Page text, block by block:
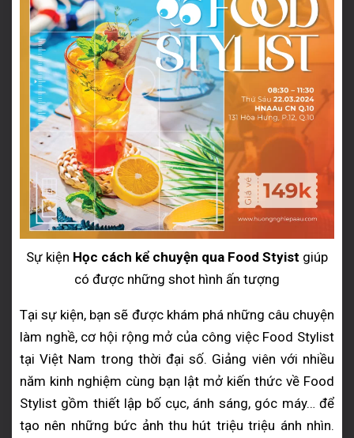
Sự kiện Học cách kể chuyện qua Food Styist giúp
có được những shot hình ấn tượng
Tại sự kiện, bạn sẽ được khám phá những câu chuyện
làm nghề, cơ hội rộng mở của công việc Food Stylist
tại Việt Nam trong thời đại số. Giảng viên với nhiều
năm kinh nghiệm cùng bạn lật mở kiến thức về Food
Stylist gồm thiết lập bố cục, ánh sáng, góc máy… để
tạo nên những bức ảnh thu hút triệu triệu ánh nhìn.